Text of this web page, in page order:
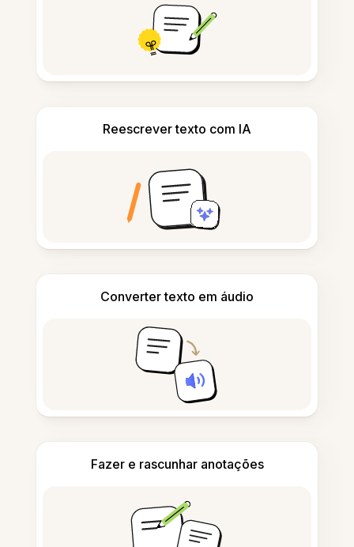
Reescrever texto com IA
Converter texto em áudio
Fazer e rascunhar anotações